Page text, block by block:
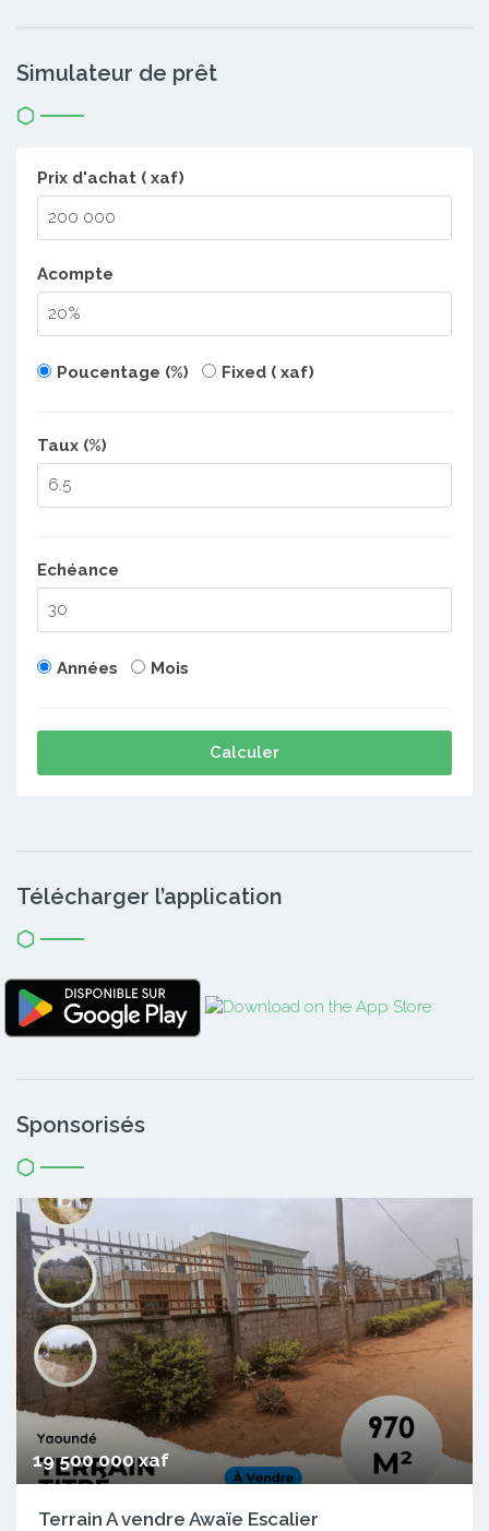
Simulateur de prêt
Prix d'achat ( xaf)
Acompte
Poucentage (%) Fixed ( xaf)
Taux (%)
Echéance
Années Mois
Calculer
Télécharger l’application
Sponsorisés
19 500 000 xaf
Terrain A vendre Awaïe Escalier